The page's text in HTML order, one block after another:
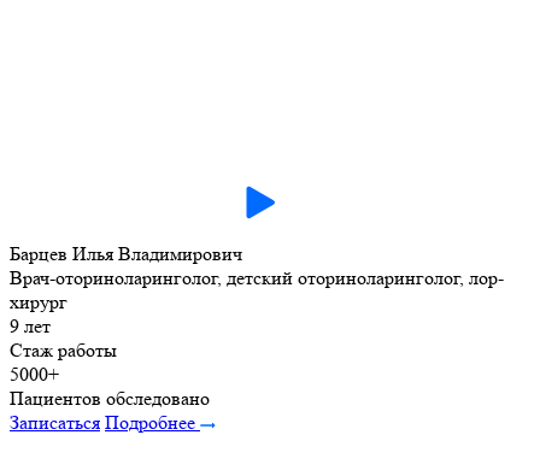
Барцев Илья Владимирович
Врач-оториноларинголог, детский оториноларинголог, лор-
хирург
9 лет
Стаж работы
5000+
Пациентов обследовано
Записаться Подробнее